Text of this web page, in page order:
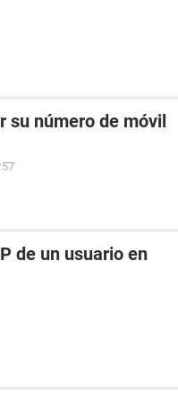
su número de móvil
de un usuario en